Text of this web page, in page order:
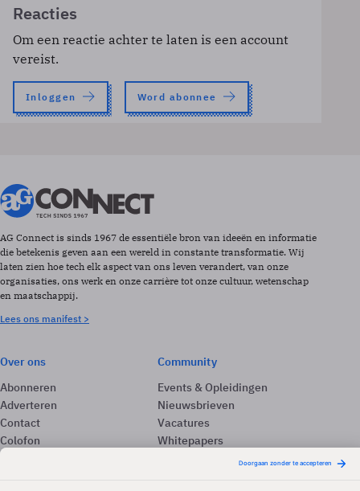
Reacties
Om een reactie achter te laten is een account
vereist.
Inloggen Word abonnee
AG Connect is sinds 1967 de essentiële bron van ideeën en informatie
die betekenis geven aan een wereld in constante transformatie. Wij
laten zien hoe tech elk aspect van ons leven verandert, van onze
organisaties, ons werk en onze carrière tot onze cultuur, wetenschap
en maatschappij.
Lees ons manifest >
Over ons
Abonneren
Adverteren
Contact
Colofon
Community
Events & Opleidingen
Nieuwsbrieven
Vacatures
Whitepapers